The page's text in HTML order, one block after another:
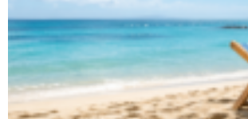
innovative Technik
elektrisches Fahrgefühl
niedriger Verbrauch
moderne Assistenzsysteme